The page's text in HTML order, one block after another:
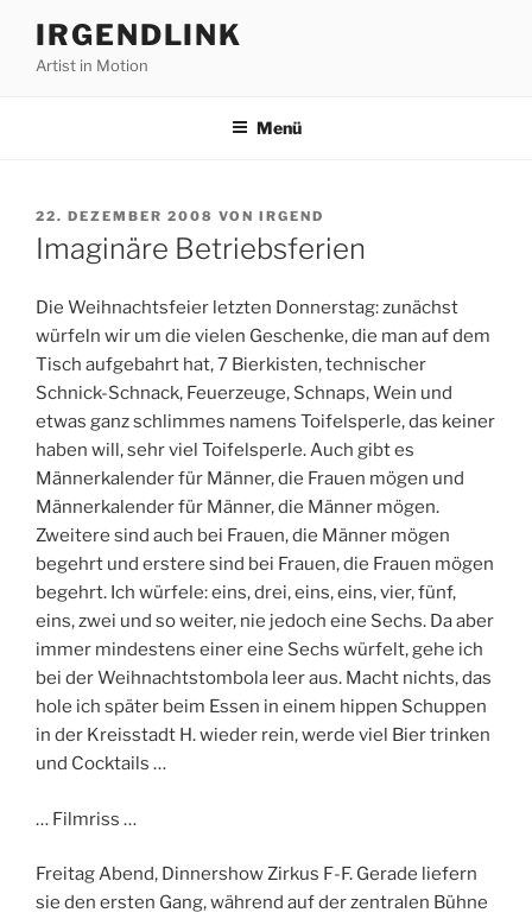
Inhalt
springen
IRGENDLINK
Artist in Motion
Menü
VERÖFFENTLICHT
AM
22. DEZEMBER 2008 VON IRGEND
Imaginäre Betriebsferien
Die Weihnachtsfeier letzten Donnerstag: zunächst
würfeln wir um die vielen Geschenke, die man auf dem
Tisch aufgebahrt hat, 7 Bierkisten, technischer
Schnick-Schnack, Feuerzeuge, Schnaps, Wein und
etwas ganz schlimmes namens Toifelsperle, das keiner
haben will, sehr viel Toifelsperle. Auch gibt es
Männerkalender für Männer, die Frauen mögen und
Männerkalender für Männer, die Männer mögen.
Zweitere sind auch bei Frauen, die Männer mögen
begehrt und erstere sind bei Frauen, die Frauen mögen
begehrt. Ich würfele: eins, drei, eins, eins, vier, fünf,
eins, zwei und so weiter, nie jedoch eine Sechs. Da aber
immer mindestens einer eine Sechs würfelt, gehe ich
bei der Weihnachtstombola leer aus. Macht nichts, das
hole ich später beim Essen in einem hippen Schuppen
in der Kreisstadt H. wieder rein, werde viel Bier trinken
und Cocktails …
… Filmriss …
Freitag Abend, Dinnershow Zirkus F-F. Gerade liefern
sie den ersten Gang, während auf der zentralen Bühne